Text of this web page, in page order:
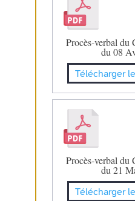
Procès-verbal du
du 08
Télécharger
Procès-verbal du
du 21
Télécharger